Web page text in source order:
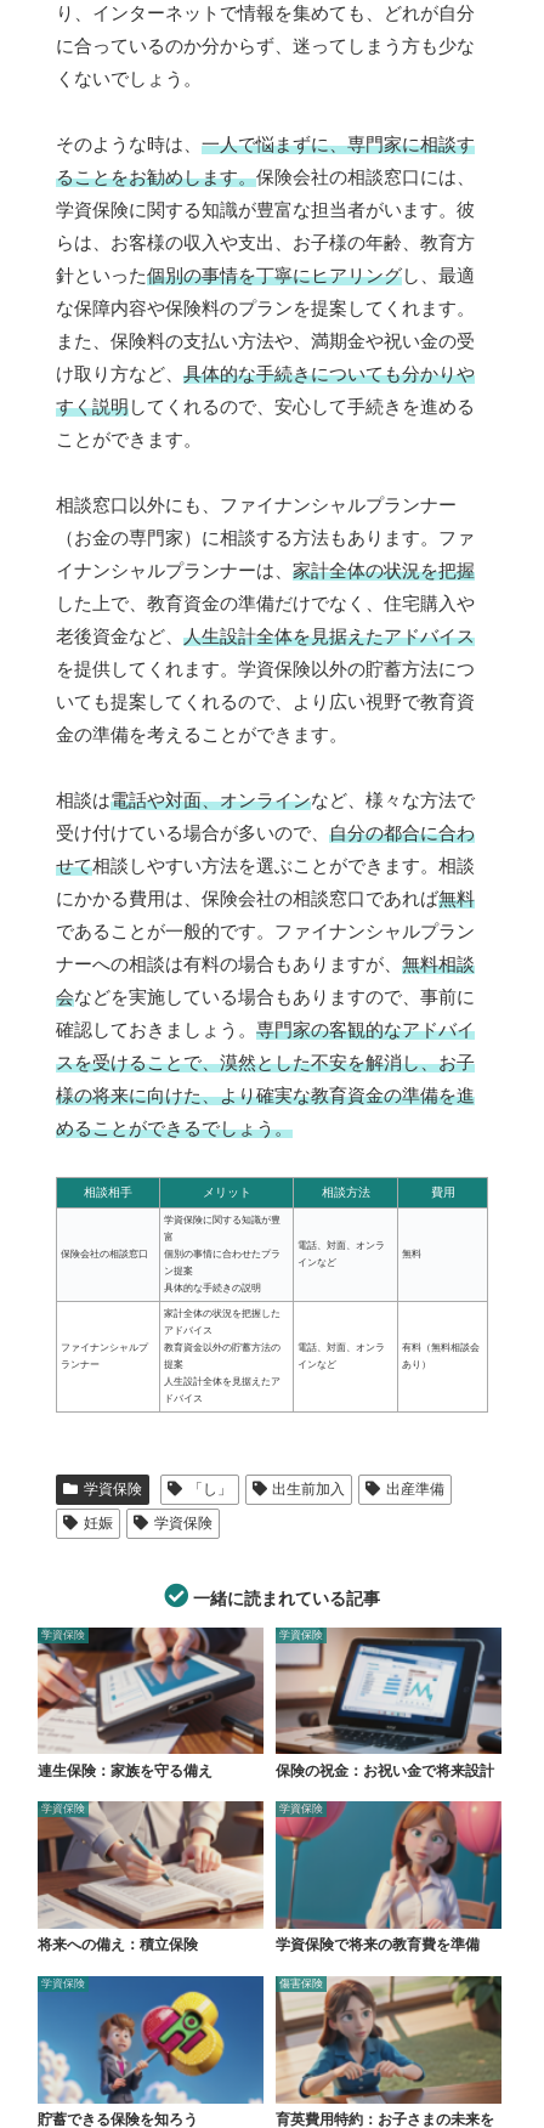
り、インターネットで情報を集めても、どれが自分
に合っているのか分からず、迷ってしまう方も少な
くないでしょう。
そのような時は、 一人で悩まずに、専門家に相談す
ることをお勧めします。保険会社の相談窓口には、
学資保険に関する知識が豊富な担当者がいます。彼
らは、お客様の収入や支出、お子様の年齢、教育方
針といった個別の事情を丁寧にヒアリングし、最適
な保障内容や保険料のプランを提案してくれます。
また、保険料の支払い方法や、満期金や祝い金の受
け取り方など、 具体的な手続きについても分かりや
すく説明してくれるので、安心して手続きを進める
ことができます。
相談窓口以外にも、ファイナンシャルプランナー
（お金の専門家）に相談する方法もあります。ファ
イナンシャルプランナーは、 家計全体の状況を把握
した上で、教育資金の準備だけでなく、住宅購入や
老後資金など、 人生設計全体を見据えたアドバイス
を提供してくれます。学資保険以外の貯蓄方法につ
いても提案してくれるので、より広い視野で教育資
金の準備を考えることができます。
相談は電話や対面、オンラインなど、様々な方法で
受け付けている場合が多いので、 自分の都合に合わ
せて相談しやすい方法を選ぶことができます。相談
にかかる費用は、保険会社の相談窓口であれば無料
であることが一般的です。ファイナンシャルプラン
ナーへの相談は有料の場合もありますが、 無料相談
会などを実施している場合もありますので、事前に
確認しておきましょう。 専門家の客観的なアドバイ
スを受けることで、漠然とした不安を解消し、お子
様の将来に向けた、より確実な教育資金の準備を進
めることができるでしょう。
相談相手 メリット 相談方法 費用
保険会社の相談窓口
学資保険に関する知識が豊
富
個別の事情に合わせたプラ
ン提案
具体的な手続きの説明
電話、対面、オンラ
インなど
無料
ファイナンシャルプ
ランナー
家計全体の状況を把握した
アドバイス
教育資金以外の貯蓄方法の
提案
人生設計全体を見据えたア
ドバイス
電話、対面、オンラ
インなど
有料（無料相談会
あり）
学資保険 「し」 出生前加入
出産準備
妊娠
学資保険
一緒に読まれている記事
学資保険
連生保険：家族を守る備え
学資保険
保険の祝金：お祝い金で将来設計
学資保険
将来への備え：積立保険
学資保険
学資保険で将来の教育費を準備
学資保険
貯蓄できる保険を知ろう
傷害保険
育英費用特約：お子さまの未来を